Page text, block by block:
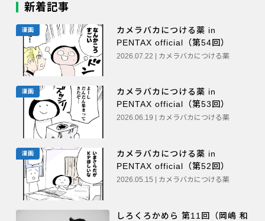
新着記事
漫画
カメラバカにつける薬 in
PENTAX official（第54回）
2026.07.22 | カメラバカにつける薬
漫画
カメラバカにつける薬 in
PENTAX official（第53回）
2026.06.19 | カメラバカにつける薬
漫画
カメラバカにつける薬 in
PENTAX official（第52回）
2026.05.15 | カメラバカにつける薬
しろくろかめら 第11回（岡嶋 和